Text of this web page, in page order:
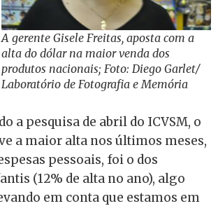
A gerente Gisele Freitas, aposta com a
alta do dólar na maior venda dos
produtos nacionais; Foto: Diego Garlet/
Laboratório de Fotografia e Memória
a pesquisa de abril do ICVSM, o
a maior alta nos últimos meses,
pessoais, foi o dos
(12% de alta no ano), algo
em conta que estamos em